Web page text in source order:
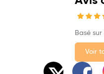
Basé sur
Voir